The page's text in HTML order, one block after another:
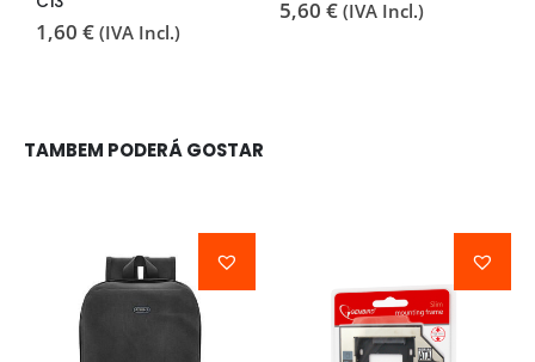
1,60 € (IVA Incl.)
5,60 € (IVA Incl.)
TAMBEM PODERÁ GOSTAR